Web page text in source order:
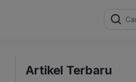
Search
for:
Artikel Terbaru